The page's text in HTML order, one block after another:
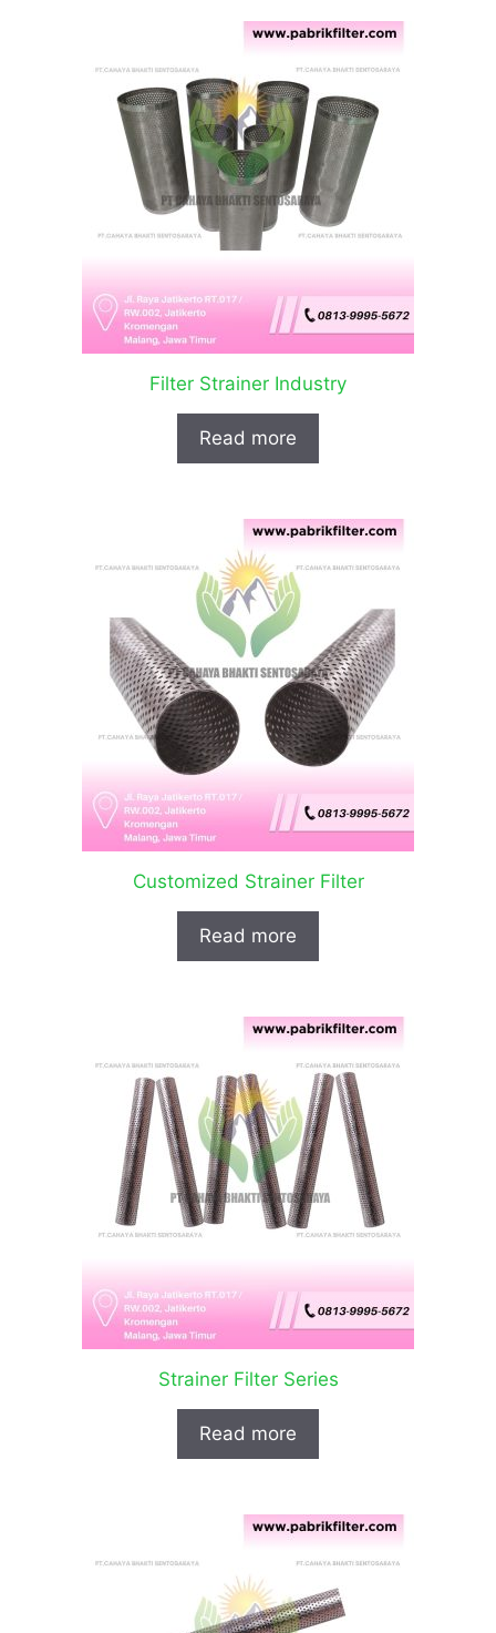
Filter Strainer Industry
Read more
Customized Strainer Filter
Read more
Strainer Filter Series
Read more